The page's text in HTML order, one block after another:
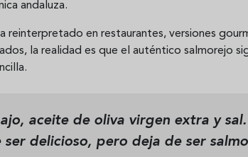
andaluza.
reinterpretado en restaurantes, versiones
la realidad es que el auténtico salmorejo
aceite de oliva virgen extra y sal.
ser delicioso, pero deja de ser